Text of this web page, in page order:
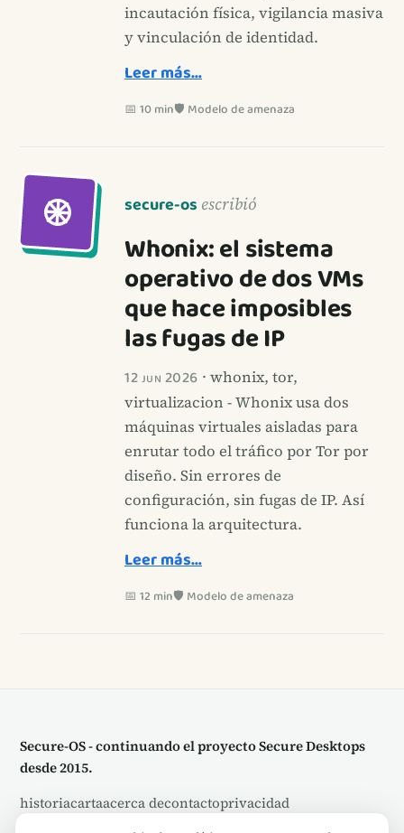
incautación física, vigilancia masiva
y vinculación de identidad.
Leer más…
📅 10 min🛡️ Modelo de amenaza
secure-os escribió
Whonix: el sistema
operativo de dos VMs
que hace imposibles
las fugas de IP
12 jun 2026 · whonix, tor,
virtualizacion - Whonix usa dos
máquinas virtuales aisladas para
enrutar todo el tráfico por Tor por
diseño. Sin errores de
configuración, sin fugas de IP. Así
funciona la arquitectura.
Leer más…
📅 12 min🛡️ Modelo de amenaza
Secure-OS - continuando el proyecto Secure Desktops
desde 2015.
historiacartaacerca decontactoprivacidad